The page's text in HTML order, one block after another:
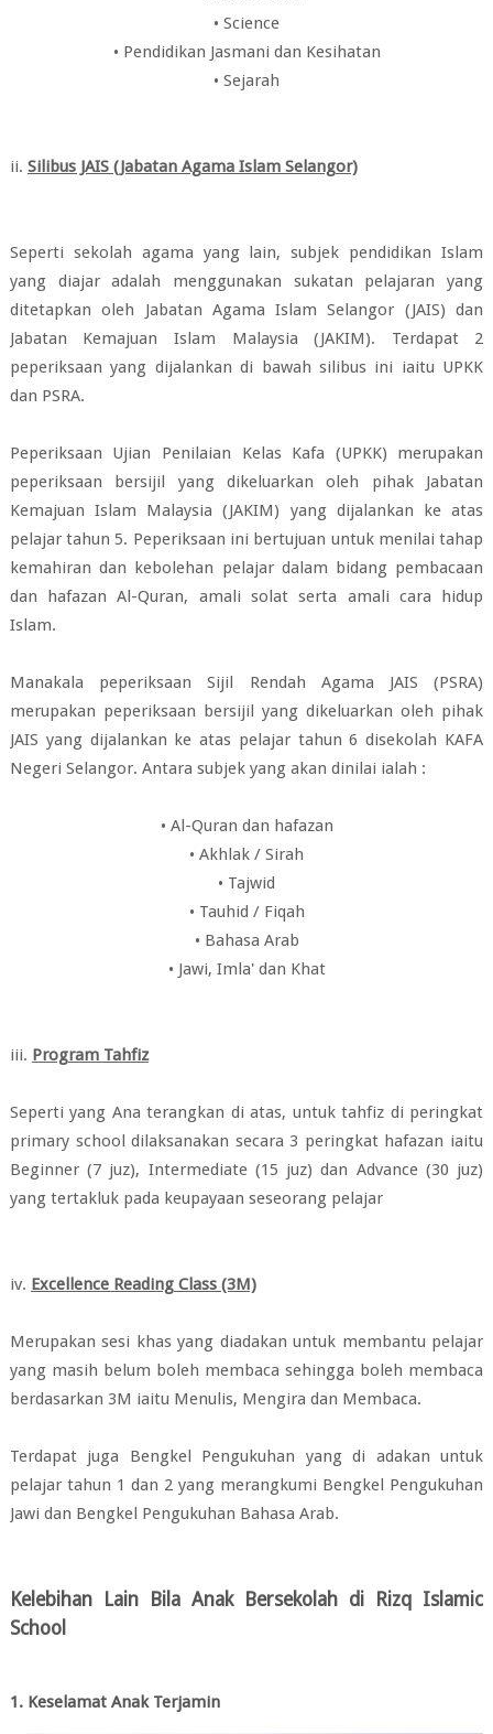
• Science
• Pendidikan Jasmani dan Kesihatan
• Sejarah
ii. Silibus JAIS (Jabatan Agama Islam Selangor)
Seperti sekolah agama yang lain,subjek pendidikan Islam
yang diajar adalah menggunakan sukatan pelajaran yang
ditetapkan oleh Jabatan Agama Islam Selangor (JAIS) dan
Jabatan Kemajuan Islam Malaysia (JAKIM). Terdapat 2
peperiksaan yang dijalankan di bawah silibus ini iaitu UPKK
dan PSRA.
Peperiksaan Ujian Penilaian Kelas Kafa (UPKK) merupakan
peperiksaan bersijil yang dikeluarkan oleh pihak Jabatan
Kemajuan Islam Malaysia (JAKIM) yang dijalankan ke atas
pelajar tahun 5. Peperiksaan ini bertujuan untuk menilai tahap
kemahiran dan kebolehan pelajar dalam bidang pembacaan
dan hafazan Al-Quran, amali solat serta amali cara hidup
Islam.
Manakala peperiksaan Sijil Rendah Agama JAIS (PSRA)
merupakan peperiksaan bersijil yang dikeluarkan oleh pihak
JAIS yang dijalankan ke atas pelajar tahun 6 disekolah KAFA
Negeri Selangor. Antara subjek yang akan dinilai ialah :
• Al-Quran dan hafazan
• Akhlak / Sirah
• Tajwid
• Tauhid / Fiqah
• Bahasa Arab
• Jawi, Imla' dan Khat
iii. Program Tahfiz
Seperti yang Ana terangkan di atas, untuk tahfiz di peringkat
primary school dilaksanakan secara 3 peringkat hafazan iaitu
Beginner (7 juz), Intermediate (15 juz) dan Advance (30 juz)
yang tertakluk pada keupayaan seseorang pelajar
iv. Excellence Reading Class (3M)
Merupakan sesi khas yang diadakan untuk membantu pelajar
yang masih belum boleh membaca sehingga boleh membaca
berdasarkan 3M iaitu Menulis, Mengira dan Membaca.
Terdapat juga Bengkel Pengukuhan yang di adakan untuk
pelajar tahun 1 dan 2 yang merangkumi Bengkel Pengukuhan
Jawi dan Bengkel Pengukuhan Bahasa Arab.
Kelebihan Lain Bila Anak Bersekolah di Rizq Islamic
School
1. Keselamat Anak Terjamin